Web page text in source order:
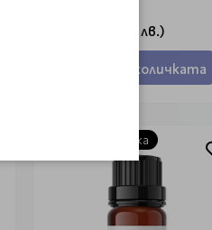
€ 18.87 (36.90 лв.)
Добави в количката
Очаква доставка